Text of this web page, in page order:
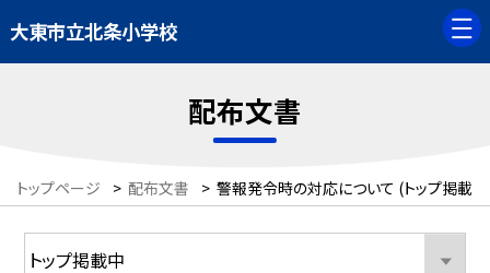
大東市立北条小学校
配布文書
トップページ > 配布文書 > 警報発令時の対応について (トップ掲載